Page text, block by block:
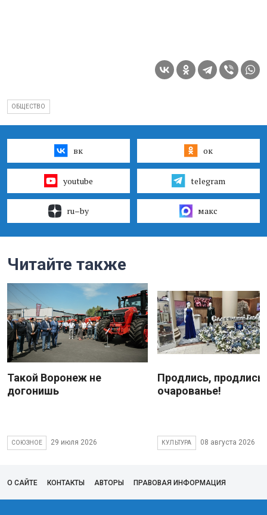
ОБЩЕСТВО
вк ок
youtube telegram
ru–by макс
Читайте также
Такой Воронеж не
догонишь
СОЮЗНОЕ 29 июля 2026
Продлись, продлись
очарованье!
КУЛЬТУРА 08 августа 2026
О САЙТЕ КОНТАКТЫ АВТОРЫ ПРАВОВАЯ ИНФОРМАЦИЯ